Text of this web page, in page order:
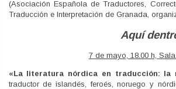
(Asociación Española de Traductores,
Traducción e Interpretación de Granada,
Aquí
7 de mayo, 18.00 h,
«La literatura nórdica en traducción: la
traductor de islandés, feroés, noruego y